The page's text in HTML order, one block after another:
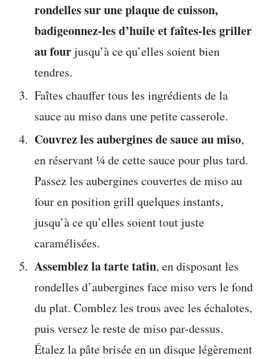
rondelles sur une plaque de cuisson,
badigeonnez-les d’huile et faîtes-les griller
au fourjusqu’à ce qu’elles soient bien
tendres.
Faîtes chauffer tous les ingrédients de la
sauce au miso dans une petite casserole.
Couvrez les aubergines de sauce au miso,
en réservant ¼ de cette sauce pour plus tard.
Passez les aubergines couvertes de miso au
four en position grill quelques instants,
jusqu’à ce qu’elles soient tout juste
caramélisées.
Assemblez la tarte tatin, en disposant les
rondelles d’aubergines face miso vers le fond
du plat. Comblez les trous avec les échalotes,
puis versez le reste de miso par-dessus.
Étalez la pâte brisée en un disque légèrement